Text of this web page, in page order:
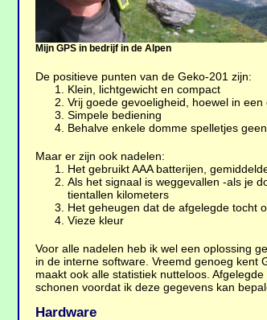
Mijn GPS in bedrijf in de Alpen
De positieve punten van de Geko-201 zijn:
Klein, lichtgewicht en compact
Vrij goede gevoeligheid, hoewel in
Simpele bediening
Behalve enkele domme spelletjes
Maar er zijn ook nadelen:
Het gebruikt AAA batterijen,
Als het signaal is weggevallen -als je
tientallen kilometers
Het geheugen dat de afgelegde tocht
Vieze kleur
Voor alle nadelen heb ik wel een oplossing
in de interne software. Vreemd genoeg kent
maakt ook alle statistiek nutteloos.
schonen voordat ik deze gegevens kan
Hardware